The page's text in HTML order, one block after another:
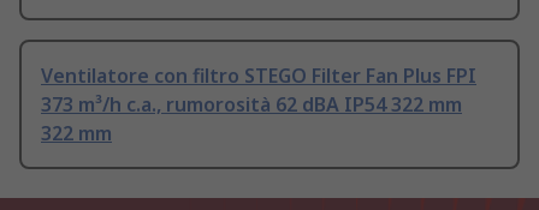
Ventilatore con filtro STEGO Filter Fan Plus FPI
373 m³/h c.a., rumorosità 62 dBA IP54 322 mm
322 mm